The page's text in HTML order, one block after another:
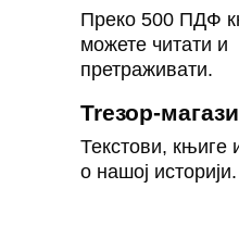
Преко 500 ПДФ
можете читати и
претраживати.
Treзор-
Текстови, књиге
о нашој историји.